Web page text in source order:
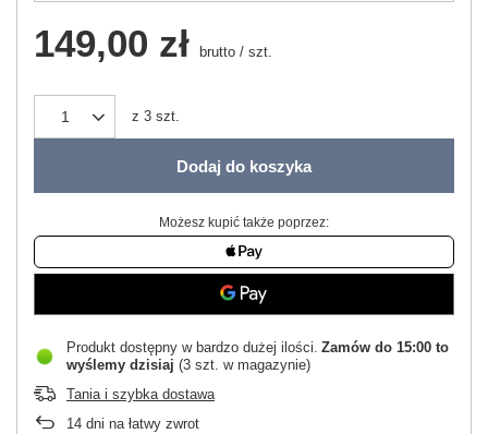
149,00 zł brutto / szt.
z 3 szt.
Dodaj do koszyka
Możesz kupić także poprzez:
Produkt dostępny w bardzo dużej ilości Zamów do 15:00 to
wyślemy dzisiaj (3 szt. w magazynie)
Tania i szybka dostawa
14 dni na łatwy zwrot